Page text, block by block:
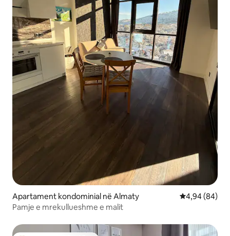
Apartament kondominial në Almaty Vlerësimi
4,94 (84)
Pamje e mrekullueshme e malit